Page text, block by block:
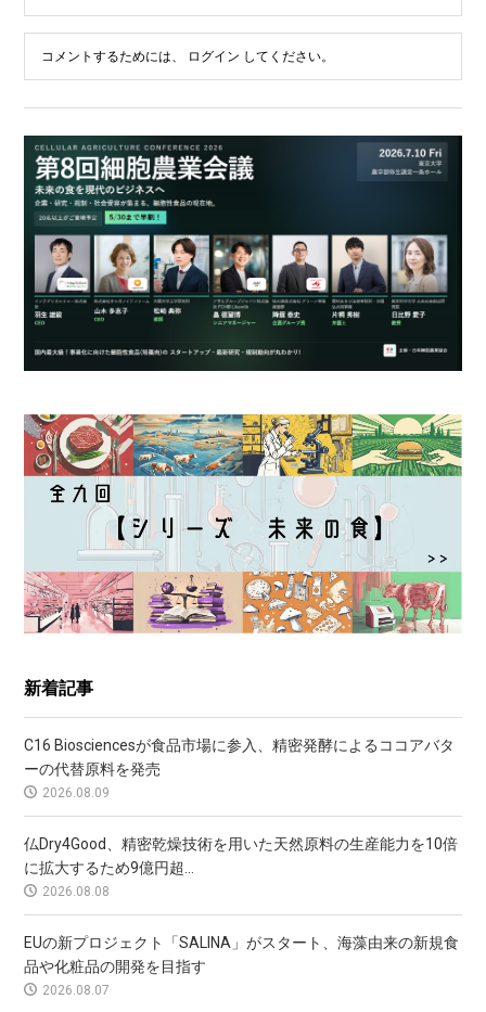
コメントするためには、 ログイン してください。
新着記事
C16 Biosciencesが食品市場に参入、精密発酵によるココアバタ
ーの代替原料を発売
2026.08.09
仏Dry4Good、精密乾燥技術を用いた天然原料の生産能力を10倍
に拡大するため9億円超...
2026.08.08
EUの新プロジェクト「SALINA」がスタート、海藻由来の新規食
品や化粧品の開発を目指す
2026.08.07